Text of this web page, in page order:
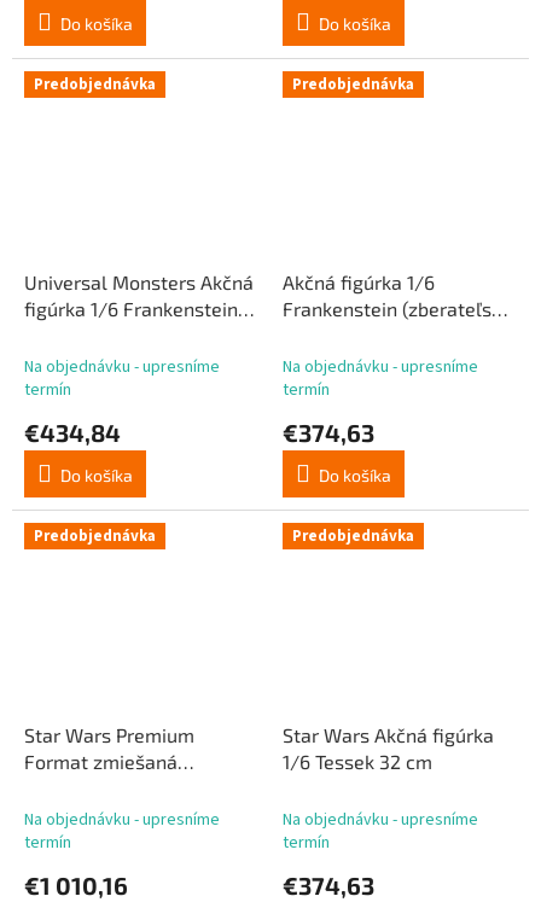
Do košíka Do košíka
Predobjednávka
Universal Monsters Akčná
figúrka 1/6 Frankenstein
Na objednávku - upresníme
termín
€434,84
Do košíka
Predobjednávka
Akčná figúrka 1/6
Frankenstein (zberateľská
Na objednávku - upresníme
termín
€374,63
Do košíka
Predobjednávka
Star Wars Premium
Format zmiešaná
Katan Kryze (zberateľská
edícia) 50 cm
Na objednávku - upresníme
termín
€1 010,16
Predobjednávka
Star Wars Akčná figúrka
1/6 Tessek 32 cm
Na objednávku - upresníme
termín
€374,63